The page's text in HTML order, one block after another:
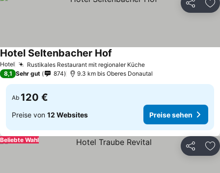
Teilen
Hotel Rustikales Restaurant mit regionaler Küche
Hotel Seltenbacher Hof
8,1 Sehr gut 874 9.3 km bis Oberes Donautal
Ab 120 €
Preise von 12 Websites Preise sehen
Teilen
Beliebte Wahl